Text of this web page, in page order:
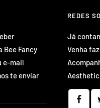
Bee Fancy
e-mail
te enviar
REDES
Já
Venha